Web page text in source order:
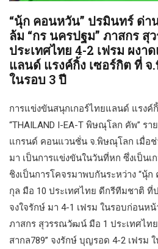
“นุ้ก คอนหวัน” ปรมินทร์ ด่า
ล้ม “กร นครปฐม” ภาสกร
ประเทศไทย 4-2 เฟรม ผงา
แลนด์ แรงค์กิ้ง เซอร์กิต ที่
ในรอบ 3 ปี
การแข่งขันสนุกเกอร์ไทยแลนด์ แรงค์
“THAILAND I-EA-T พิษณุโลก คัพ” ร
แกรนด์ คอนแวนชั่น จ.พิษณุโลก เมื่อช่
มา เป็นการแข่งขันในวันที่หก ซึ่งเป็นเ
ชิงเป็นการโคจรมาพบกันระหว่าง “นุ้
กุล มือ 10 ประเทศไทย ดีกรีทีมชาติ ที่
จงใจรักษ์ มา 4-1 เฟรม ในรอบก่อนห
ภาสกร สุวรรณวัฒน์ มือ 1 ประเทศไท
สากล789” จงรักษ์ บุญรอด 4-2 เฟรม